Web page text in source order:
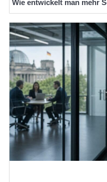
Wie entwickelt man mehr